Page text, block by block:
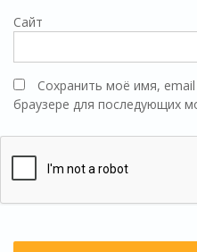
Сайт
Сохранить моё имя,
браузере для последующих